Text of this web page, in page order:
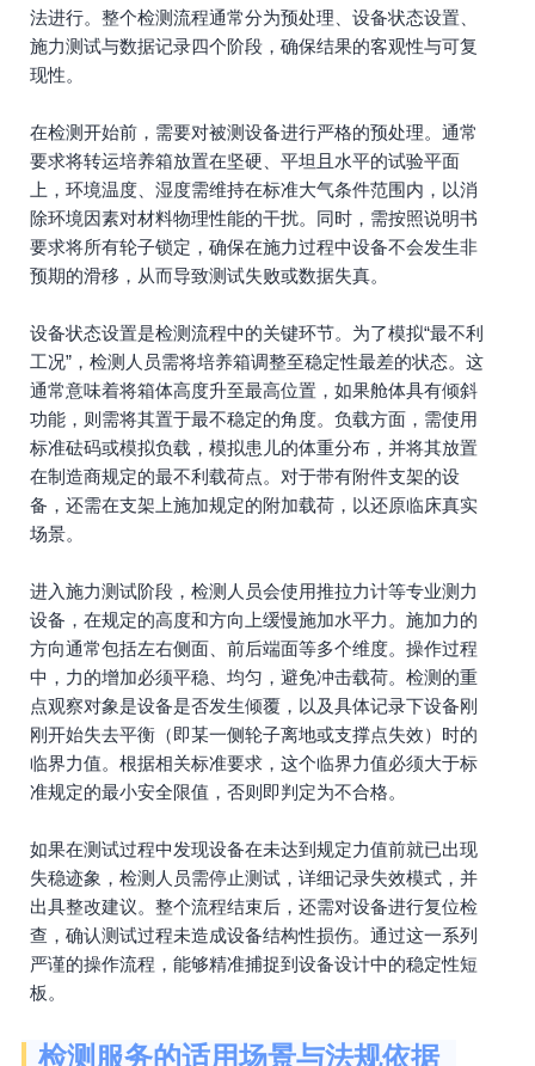
法进行。整个检测流程通常分为预处理、设备状态设置、
施力测试与数据记录四个阶段，确保结果的客观性与可复
现性。
在检测开始前，需要对被测设备进行严格的预处理。通常
要求将转运培养箱放置在坚硬、平坦且水平的试验平面
上，环境温度、湿度需维持在标准大气条件范围内，以消
除环境因素对材料物理性能的干扰。同时，需按照说明书
要求将所有轮子锁定，确保在施力过程中设备不会发生非
预期的滑移，从而导致测试失败或数据失真。
设备状态设置是检测流程中的关键环节。为了模拟“最不利
工况”，检测人员需将培养箱调整至稳定性最差的状态。这
通常意味着将箱体高度升至最高位置，如果舱体具有倾斜
功能，则需将其置于最不稳定的角度。负载方面，需使用
标准砝码或模拟负载，模拟患儿的体重分布，并将其放置
在制造商规定的最不利载荷点。对于带有附件支架的设
备，还需在支架上施加规定的附加载荷，以还原临床真实
场景。
进入施力测试阶段，检测人员会使用推拉力计等专业测力
设备，在规定的高度和方向上缓慢施加水平力。施加力的
方向通常包括左右侧面、前后端面等多个维度。操作过程
中，力的增加必须平稳、均匀，避免冲击载荷。检测的重
点观察对象是设备是否发生倾覆，以及具体记录下设备刚
刚开始失去平衡（即某一侧轮子离地或支撑点失效）时的
临界力值。根据相关标准要求，这个临界力值必须大于标
准规定的最小安全限值，否则即判定为不合格。
如果在测试过程中发现设备在未达到规定力值前就已出现
失稳迹象，检测人员需停止测试，详细记录失效模式，并
出具整改建议。整个流程结束后，还需对设备进行复位检
查，确认测试过程未造成设备结构性损伤。通过这一系列
严谨的操作流程，能够精准捕捉到设备设计中的稳定性短
板。
检测服务的适用场景与法规依据